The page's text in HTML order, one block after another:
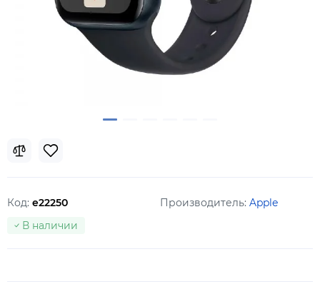
Код: e22250 Производитель: Apple
В наличии